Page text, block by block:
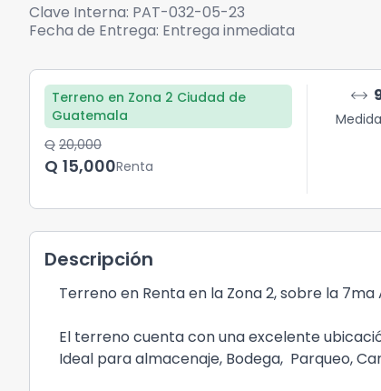
Clave Interna: PAT-032-05-23
Fecha de Entrega: Entrega inmediata
Terreno en Zona 2 Ciudad de
Guatemala
Q	20,000
Q	15,000Renta
arrow_range
Descripción
Terreno en Renta en la Zona 2, sobre la 7ma
El terreno cuenta con una excelente
Ideal para almacenaje, Bodega, Parqueo,